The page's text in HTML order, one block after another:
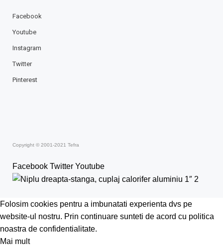
Facebook
Youtube
Instagram
Twitter
Pinterest
Copyright © 2001-2021 Tefra
Facebook Twitter Youtube
Folosim cookies pentru a imbunatati experienta dvs pe
website-ul nostru. Prin continuare sunteti de acord cu politica
noastra de confidentialitate.
Mai mult